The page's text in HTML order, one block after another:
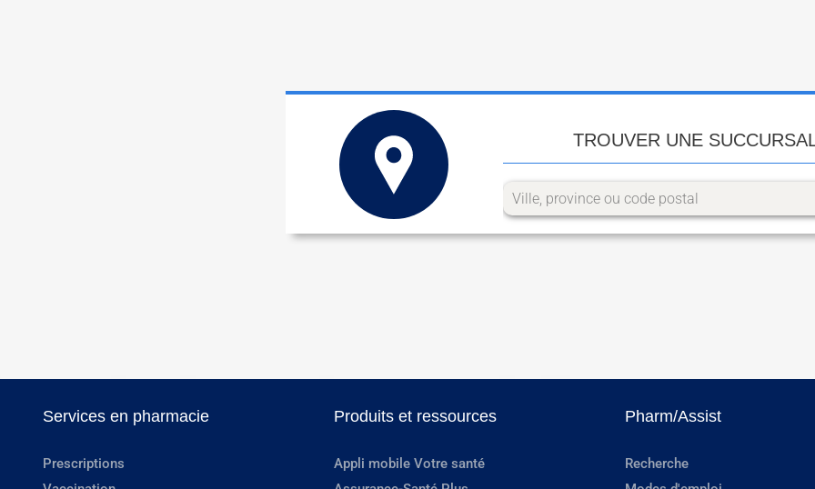
TROUVER UNE
Services en pharmacie
Prescriptions
Produits et ressources
Appli mobile Votre santé
Pharm/Assist
Recherche